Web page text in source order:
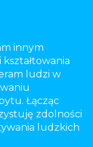
innym
ludzi w
Łącząc
zdolności
ludzkich